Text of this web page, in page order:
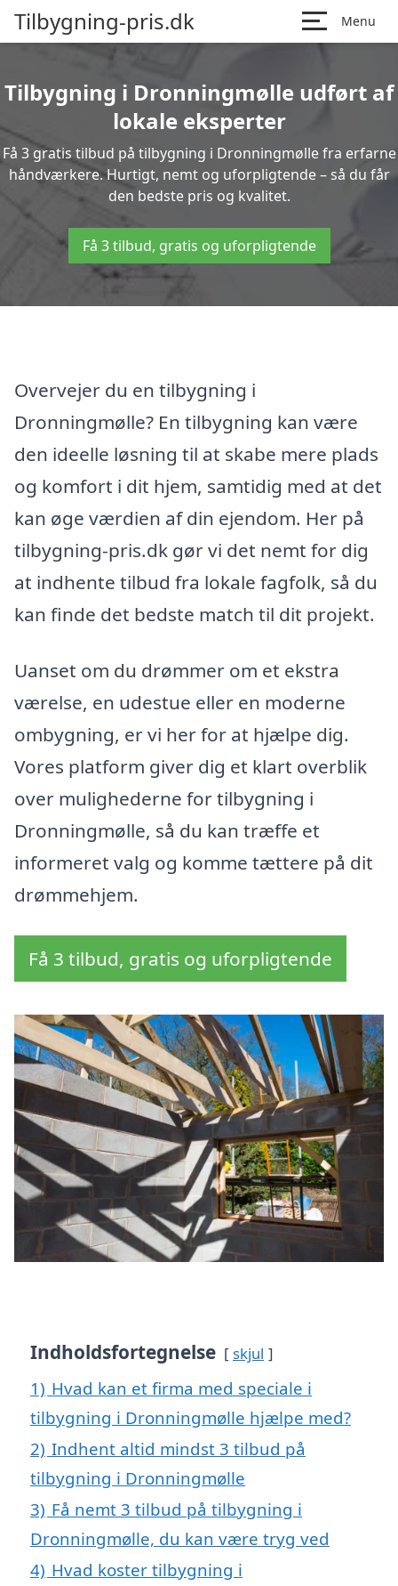
Tilbygning-pris.dk Menu
Tilbygning i Dronningmølle udført af
lokale eksperter
Få 3 gratis tilbud på tilbygning i Dronningmølle fra erfarne
håndværkere. Hurtigt, nemt og uforpligtende – så du får
den bedste pris og kvalitet.
Få 3 tilbud, gratis og uforpligtende
Overvejer du en tilbygning i
Dronningmølle? En tilbygning kan være
den ideelle løsning til at skabe mere plads
og komfort i dit hjem, samtidig med at det
kan øge værdien af din ejendom. Her på
tilbygning-pris.dk gør vi det nemt for dig
at indhente tilbud fra lokale fagfolk, så du
kan finde det bedste match til dit projekt.
Uanset om du drømmer om et ekstra
værelse, en udestue eller en moderne
ombygning, er vi her for at hjælpe dig.
Vores platform giver dig et klart overblik
over mulighederne for tilbygning i
Dronningmølle, så du kan træffe et
informeret valg og komme tættere på dit
drømmehjem.
Få 3 tilbud, gratis og uforpligtende
Indholdsfortegnelse skjul
1) Hvad kan et firma med speciale i
tilbygning i Dronningmølle hjælpe med?
2) Indhent altid mindst 3 tilbud på
tilbygning i Dronningmølle
3) Få nemt 3 tilbud på tilbygning i
Dronningmølle, du kan være tryg ved
4) Hvad koster tilbygning i